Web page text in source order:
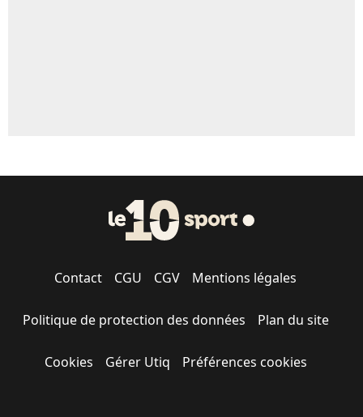
Contact CGU CGV Mentions légales
Politique de protection des données Plan du site
Cookies Gérer Utiq Préférences cookies